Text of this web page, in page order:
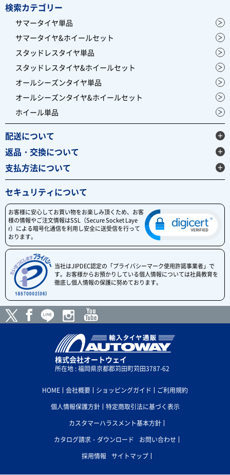
検索カテゴリー
サマータイヤ単品
サマータイヤ&ホイールセット
スタッドレスタイヤ単品
スタッドレスタイヤ&ホイールセット
オールシーズンタイヤ単品
オールシーズンタイヤ&ホイールセット
ホイール単品
配送について
返品・交換について
支払方法について
セキュリティについて
お客様に安心してお買い物をお楽しみ頂くため、お客
様の情報やご注文情報はSSL（Secure Socket Laye
r）による暗号化通信を利用し安全に送受信を行って
おります。
当社はJIPDEC認定の「プライバシーマーク使用許諾事業者」で
す。お客様からお預かりしている個人情報については社員教育を
徹底し個人情報の保護に努めております。
株式会社オートウェイ
所在地 : 福岡県京都郡苅田町苅田3787-62
HOME 会社概要 ショッピングガイド
ご利用規約
個人情報保護方針
特定商取引法に基づく表示
カスタマーハラスメント基本方針
カタログ請求・ダウンロード
お問い合わせ
採用情報
サイトマップ